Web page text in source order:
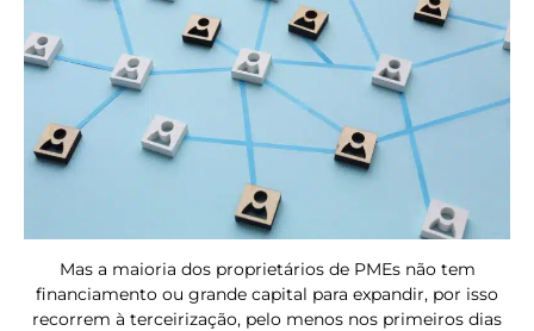
Mas a maioria dos proprietários de PMEs não tem
financiamento ou grande capital para expandir, por isso
recorrem à terceirização, pelo menos nos primeiros dias